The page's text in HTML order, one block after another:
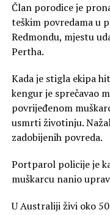
Član porodice je
teškim povredama u
Redmondu, mjestu
Pertha.
Kada je stigla ekipa
kengur je sprečavao
povrijeđenom
usmrti životinju.
zadobijenih povreda.
Portparol policije je
muškarcu nanio
U Australiji živi oko